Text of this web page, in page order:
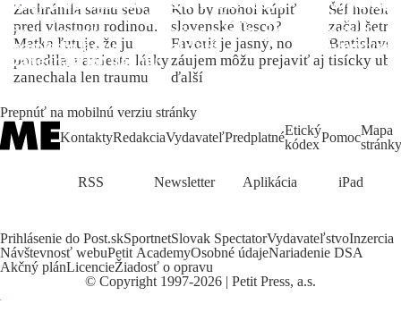
Zachránila samu seba
pred vlastnou rodinou.
Matka ľutuje, že ju
porodila, namiesto lásky
zanechala len traumu
Kto by mohol kúpiť
slovenské Tesco?
Favorit je jasný, no
záujem môžu prejaviť aj
ďalší
Šéf
začal
Bratislave
tisícky
Prepnúť na mobilnú verziu stránky
KontaktyRedakciaVydavateľPredplatnéEtický
kódexPomocMapa
stránky
RSS Newsletter Aplikácia iPad
Prihlásenie do Post.skSportnetSlovak SpectatorVydavateľstvoInzercia
Návštevnosť webuPetit AcademyOsobné údajeNariadenie DSA
Akčný plánLicencieŽiadosť o opravu
© Copyright1997-2026 | Petit Press, a.s.